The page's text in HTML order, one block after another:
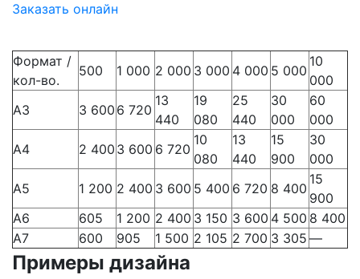
Заказать онлайн
Формат /
кол-во.
500 1 000 2 000 3 000 4 000 5 000
10
000
А3
3 600 6 720
13
440
19
080
25
440
30
000
60
000
А4
2 400 3 600 6 720
10
080
13
440
15
900
30
000
А5
1 200 2 400 3 600 5 400 6 720 8 400
15
900
А6
605 1 200 2 400 3 150 3 600 4 500 8 400
А7
600 905 1 500 2 105 2 700 3 305 —
Примеры дизайна